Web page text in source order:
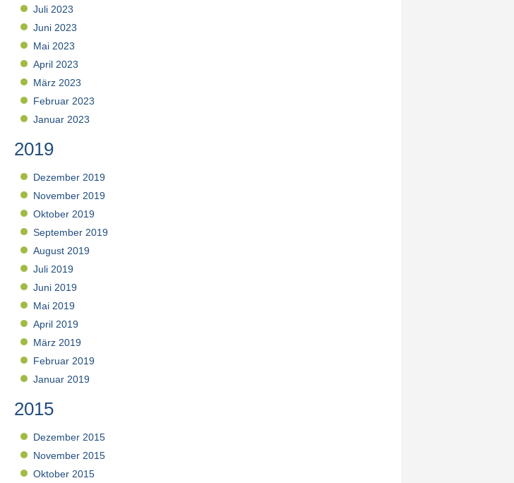
Juli 2023
Juni 2023
Mai 2023
April 2023
März 2023
Februar 2023
Januar 2023
2019
Dezember 2019
November 2019
Oktober 2019
September 2019
August 2019
Juli 2019
Juni 2019
Mai 2019
April 2019
März 2019
Februar 2019
Januar 2019
2015
Dezember 2015
November 2015
Oktober 2015